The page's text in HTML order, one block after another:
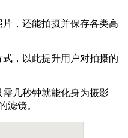
，还能拍摄并保存各类高
，以此提升用户对拍摄的
几秒钟就能化身为摄影
滤镜。